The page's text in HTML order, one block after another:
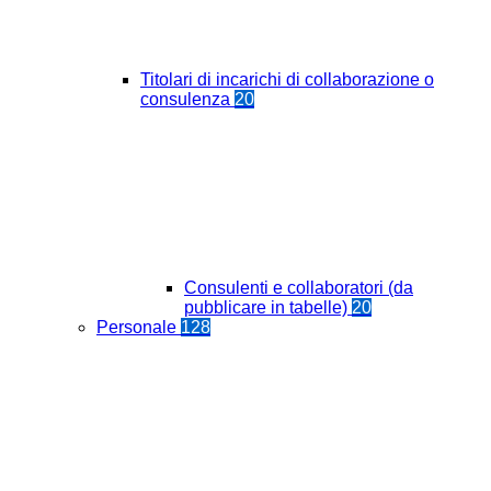
Titolari di incarichi di collaborazione o
consulenza 20
Consulenti e collaboratori (da
pubblicare in tabelle) 20
Personale 128